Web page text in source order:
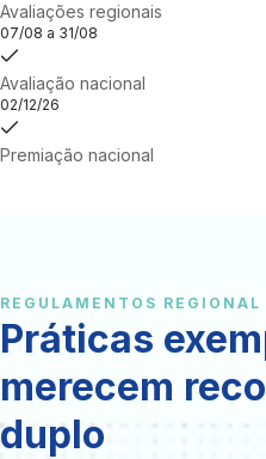
Avaliações regionais
07/08 a 31/08
Avaliação nacional
02/12/26
Premiação nacional
REGULAMENTOS
Práticas
merecem
duplo